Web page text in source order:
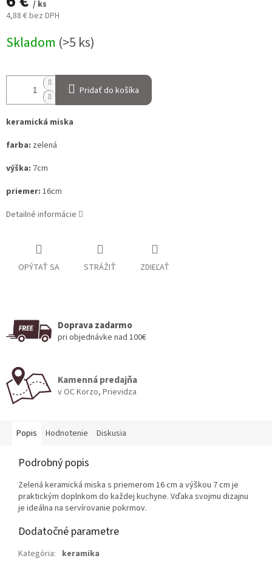
/ ks
4,88 € bez DPH
cena:
Skladom (>5 ks)
Pridať do košíka
keramická miska
farba: zelená
výška: 7cm
priemer: 16cm
Detailné informácie
OPÝTAŤ SA STRÁŽIŤ ZDIEĽAŤ
Doprava zadarmo
pri objednávke nad 100€
Kamenná predajňa
v OC Korzo, Prievidza
Popis Hodnotenie Diskusia
Podrobný popis
Zelená keramická miska s priemerom 16 cm a výškou 7 cm je
praktickým doplnkom do každej kuchyne. Vďaka svojmu dizajnu
je ideálna na servírovanie pokrmov.
Dodatočné parametre
Kategória: keramika